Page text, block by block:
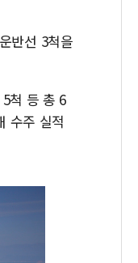
종자 7359명 끝까지 찾
시엔 톤 낮춰
거름…수도권 집중 완화
' 주재… "전폭적 공급
과…美 태양광주 급등
반선 3척을
척 등 총 6
수주 실적